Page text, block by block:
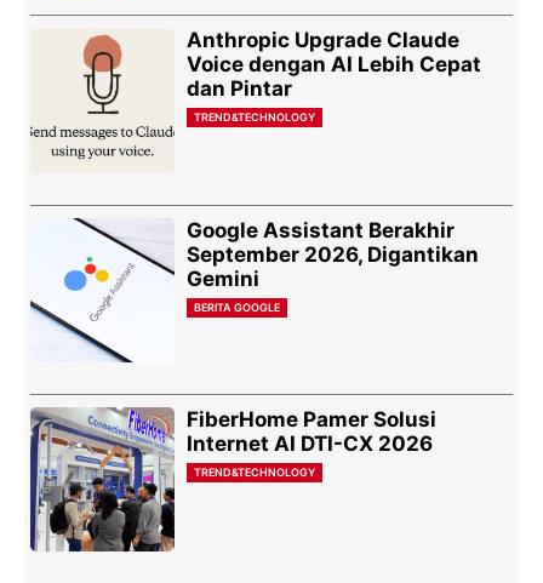
Anthropic Upgrade Claude
Voice dengan AI Lebih Cepat
dan Pintar
TREND&TECHNOLOGY
Google Assistant Berakhir
September 2026, Digantikan
Gemini
BERITA GOOGLE
FiberHome Pamer Solusi
Internet AI DTI-CX 2026
TREND&TECHNOLOGY